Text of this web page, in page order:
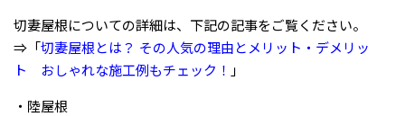
切妻屋根についての詳細は、下記の記事をご覧ください。
⇒「 切妻屋根とは？ その人気の理由とメリット・デメリッ
ト おしゃれな施工例もチェック！ 」
・陸屋根